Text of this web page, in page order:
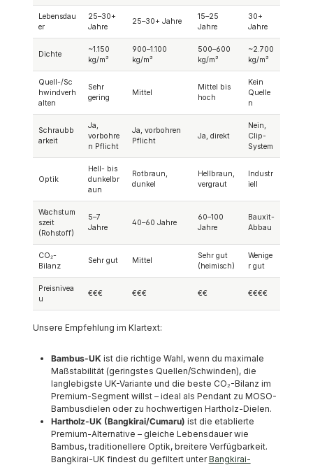
Lebensdau
er
25–30+
Jahre
25–30+ Jahre
15–25
Jahre
30+
Jahre
Dichte
~1.150
kg/m³
900–1.100
kg/m³
500–600
kg/m³
~2.700
kg/m³
Quell-/Sc
hwindverh
alten
Sehr
gering
Mittel
Mittel bis
hoch
Kein
Quelle
n
Schraubb
arkeit
Ja,
vorbohre
n Pflicht
Ja, vorbohren
Pflicht
Ja, direkt
Nein,
Clip-
System
Optik
Hell- bis
dunkelbr
aun
Rotbraun,
dunkel
Hellbraun,
vergraut
Industr
iell
Wachstum
szeit
(Rohstoff)
5–7
Jahre
40–60 Jahre
60–100
Jahre
Bauxit-
Abbau
CO₂-
Bilanz
Sehr gut Mittel
Sehr gut
(heimisch)
Wenige
r gut
Preisnivea
u
€€€ €€€ €€ €€€€
Unsere Empfehlung im Klartext:
Bambus-UK ist die richtige Wahl, wenn du maximale
Maßstabilität (geringstes Quellen/Schwinden), die
langlebigste UK-Variante und die beste CO₂-Bilanz im
Premium-Segment willst – ideal als Pendant zu MOSO-
Bambusdielen oder zu hochwertigen Hartholz-Dielen.
Hartholz-UK (Bangkirai/Cumaru) ist die etablierte
Premium-Alternative – gleiche Lebensdauer wie
Bambus, traditionellere Optik, breitere Verfügbarkeit.
Bangkirai-UK findest du gefiltert unterBangkirai-